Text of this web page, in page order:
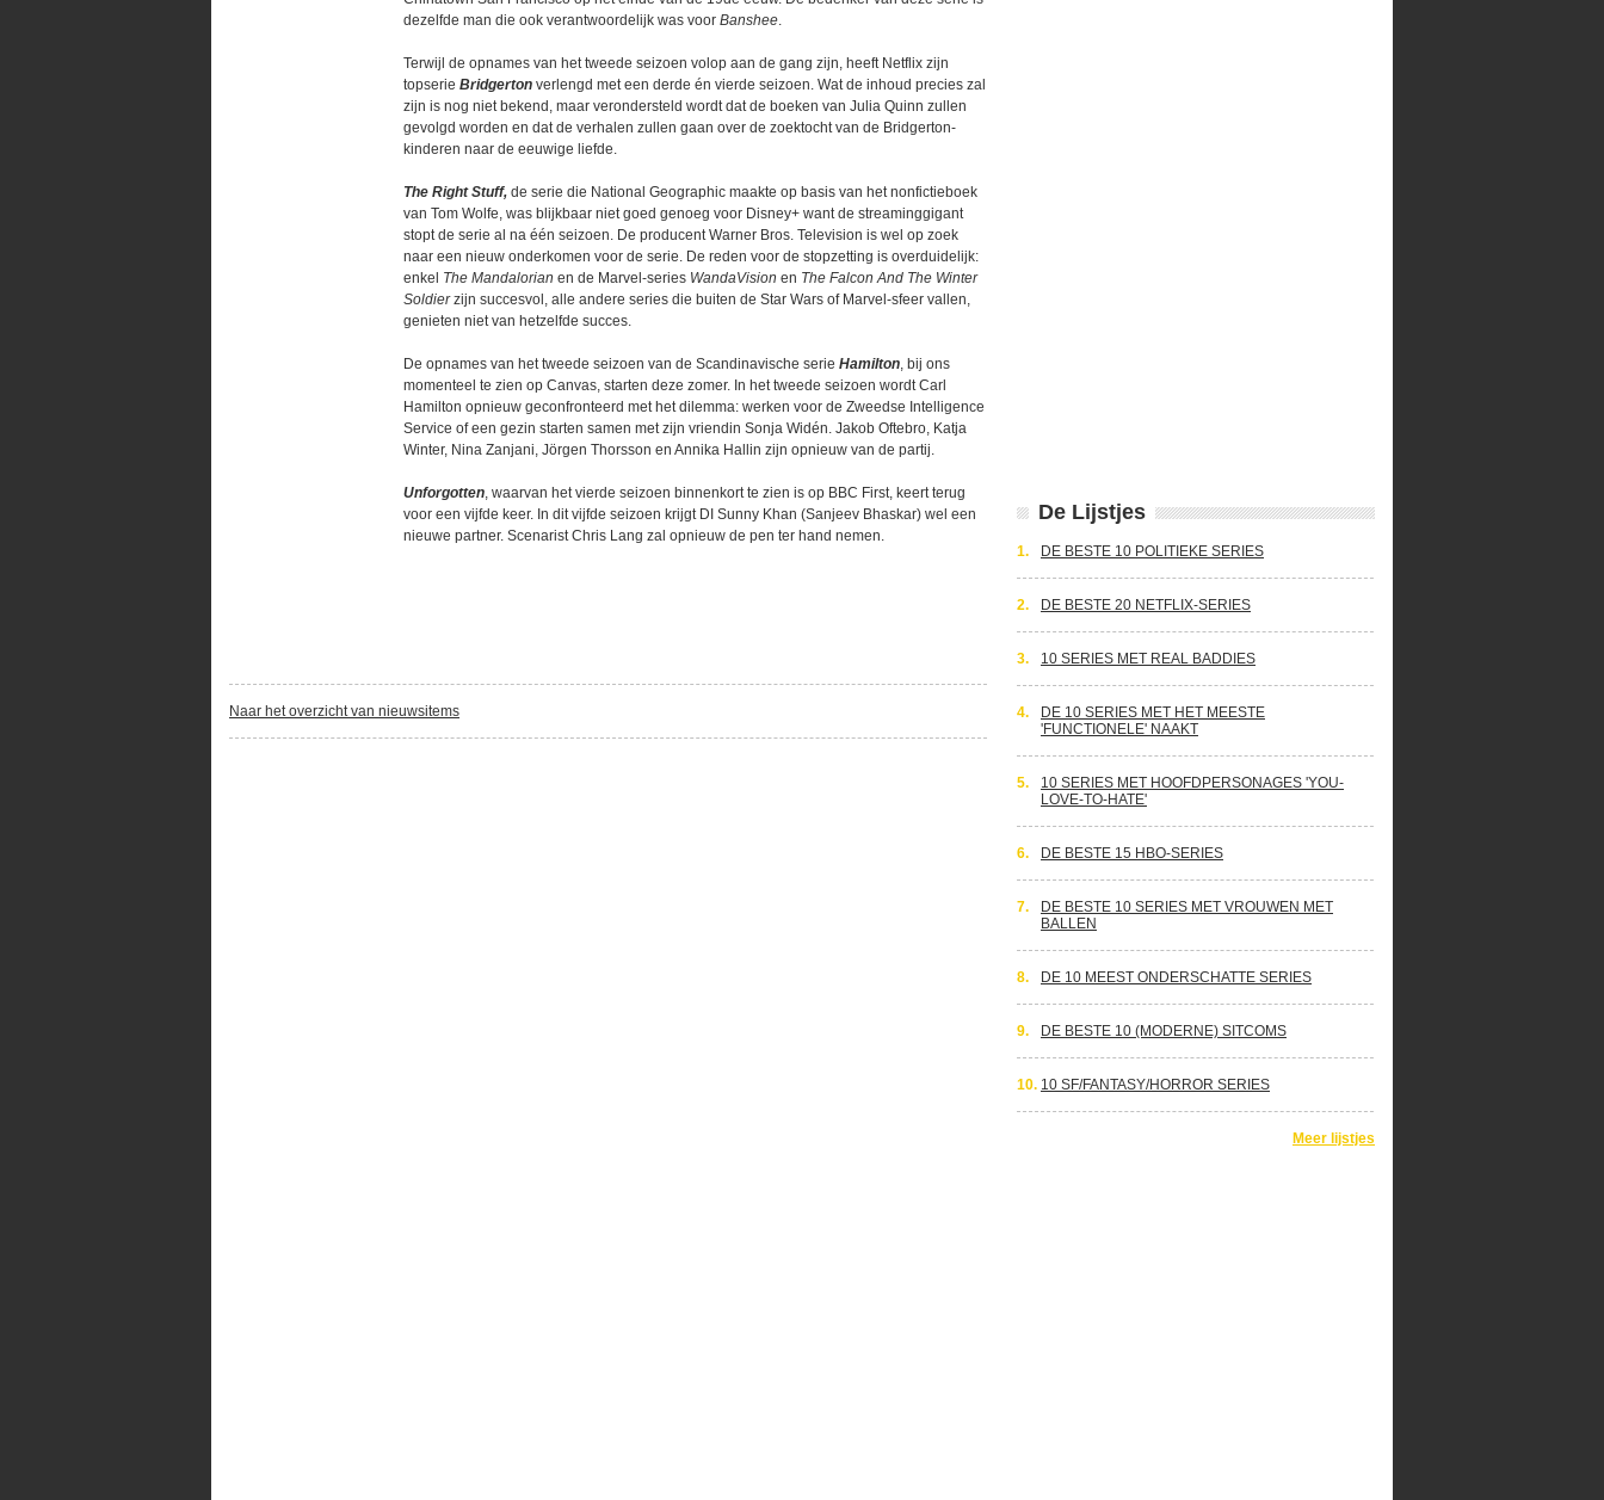
dezelfde man die ook verantwoordelijk was voor Banshee.
Terwijl de opnames van het tweede seizoen volop aan de gang zijn, heeft Netflix zijn
topserie Bridgerton verlengd met een derde én vierde seizoen. Wat de inhoud precies zal
zijn is nog niet bekend, maar verondersteld wordt dat de boeken van Julia Quinn zullen
gevolgd worden en dat de verhalen zullen gaan over de zoektocht van de Bridgerton-
kinderen naar de eeuwige liefde.
The Right Stuff, de serie die National Geographic maakte op basis van het nonfictieboek
van Tom Wolfe, was blijkbaar niet goed genoeg voor Disney+ want de streaminggigant
stopt de serie al na één seizoen. De producent Warner Bros. Television is wel op zoek
naar een nieuw onderkomen voor de serie. De reden voor de stopzetting is overduidelijk:
enkel The Mandalorian en de Marvel-series WandaVision en The Falcon And The Winter
Soldierzijn succesvol, alle andere series die buiten de Star Wars of Marvel-sfeer vallen,
genieten niet van hetzelfde succes.
De opnames van het tweede seizoen van de Scandinavische serie Hamilton, bij ons
momenteel te zien op Canvas, starten deze zomer. In het tweede seizoen wordt Carl
Hamilton opnieuw geconfronteerd met het dilemma: werken voor de Zweedse Intelligence
Service of een gezin starten samen met zijn vriendin Sonja Widén. Jakob Oftebro, Katja
Winter, Nina Zanjani, Jörgen Thorsson en Annika Hallin zijn opnieuw van de partij.
Unforgotten, waarvan het vierde seizoen binnenkort te zien is op BBC First, keert terug
voor een vijfde keer. In dit vijfde seizoen krijgt DI Sunny Khan (Sanjeev Bhaskar) wel een
nieuwe partner. Scenarist Chris Lang zal opnieuw de pen ter hand nemen.
Naar het overzicht van nieuwsitems
De Lijstjes
1. DE BESTE 10 POLITIEKE SERIES
2. DE BESTE 20 NETFLIX-SERIES
3. 10 SERIES MET REAL BADDIES
4.
DE 10 SERIES MET HET MEESTE
'FUNCTIONELE' NAAKT
5.
10 SERIES MET HOOFDPERSONAGES 'YOU-
LOVE-TO-HATE'
6. DE BESTE 15 HBO-SERIES
7.
DE BESTE 10 SERIES MET VROUWEN MET
BALLEN
8. DE 10 MEEST ONDERSCHATTE SERIES
9. DE BESTE 10 (MODERNE) SITCOMS
10. 10 SF/FANTASY/HORROR SERIES
Meer lijstjes